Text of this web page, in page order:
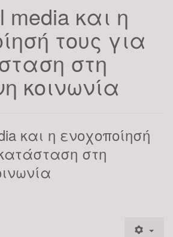
και η
τους για
στη
κοινωνία
και η ενοχοποίησή
στη